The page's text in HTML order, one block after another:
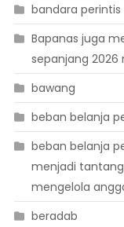
bandara perintis
Bapanas juga
sepanjang
bawang
beban belanja
beban belanja
menjadi
mengelola
beradab